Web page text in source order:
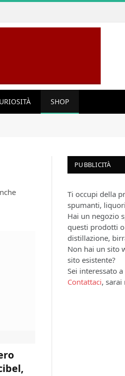
SHOP
PUBBLICITÀ
Ti occupi della
spumanti,
Hai un negozio
questi prodotti
distillazione,
Non hai un sito
sito esistente?
Sei interessato
Contattaci,